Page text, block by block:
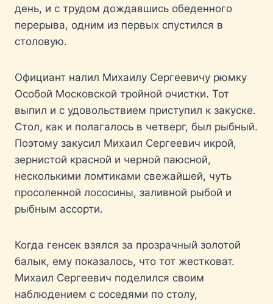
день, и с трудом дождавшись обеденного
перерыва, одним из первых спустился в
столовую.
Официант налил Михаилу Сергеевичу рюмку
Особой Московской тройной очистки. Тот
выпил и с удовольствием приступил к закуске.
Стол, как и полагалось в четверг, был рыбный.
Поэтому закусил Михаил Сергеевич икрой,
зернистой красной и черной паюсной,
несколькими ломтиками свежайшей, чуть
просоленной лососины, заливной рыбой и
рыбным ассорти.
Когда генсек взялся за прозрачный золотой
балык, ему показалось, что тот жестковат.
Михаил Сергеевич поделился своим
наблюдением с соседями по столу,